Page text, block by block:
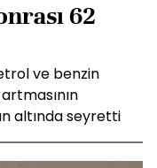
62
ve benzin
altında seyretti